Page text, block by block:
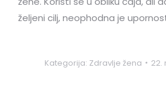
željeni cilj, neophodna je
Kategorija: Zdravlje žena 22.